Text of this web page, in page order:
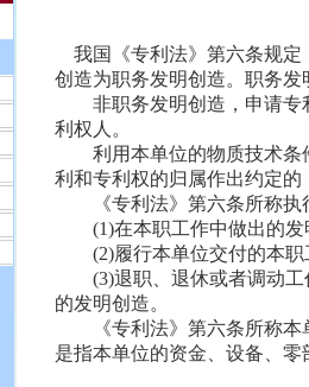
我国《专利法》第六条规定
创造为职务发明创造。职务
非职务发明创造，申请专
利权人。
利用本单位的物质技术条
利和专利权的归属作出约定的
《专利法》第六条所称执
(1)在本职工作中做出的发
(2)履行本单位交付的本职
(3)退职、退休或者调动工
的发明创造。
《专利法》第六条所称本
是指本单位的资金、设备、